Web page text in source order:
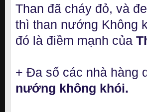
Than đã cháy đỏ, và
thì than nướng Không
đó là điềm mạnh của
+ Đa số các nhà hàng
nướng không khói.